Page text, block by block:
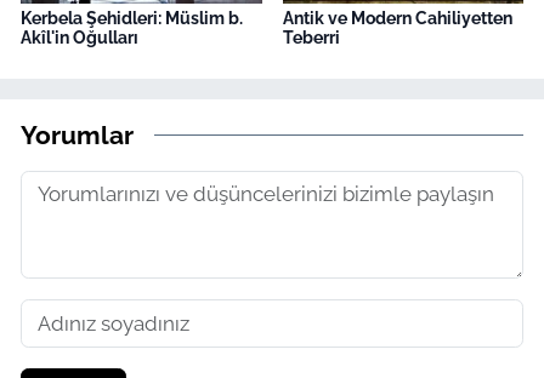
Kerbela Şehidleri: Müslim b.
Akîl'in Oğulları
Antik ve Modern Cahiliyetten
Teberri
Yorumlar